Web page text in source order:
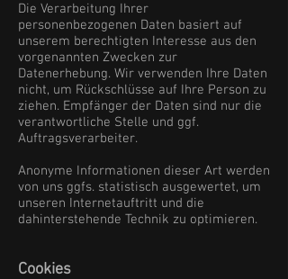
Die Verarbeitung Ihrer
personenbezogenen Daten basiert auf
unserem berechtigten Interesse aus den
vorgenannten Zwecken zur
Datenerhebung. Wir verwenden Ihre Daten
nicht, um Rückschlüsse auf Ihre Person zu
ziehen. Empfänger der Daten sind nur die
verantwortliche Stelle und ggf.
Auftragsverarbeiter.
Anonyme Informationen dieser Art werden
von uns ggfs. statistisch ausgewertet, um
unseren Internetauftritt und die
dahinterstehende Technik zu optimieren.
Cookies